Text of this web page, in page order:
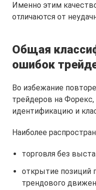
Именно этим
отличаются от
Общая
ошибок
Во избежание
трейдеров на
идентификацию и
Наиболее
торговля без
открытие позиций
трендового